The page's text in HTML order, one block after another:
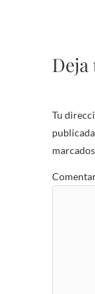
Deja
Tu